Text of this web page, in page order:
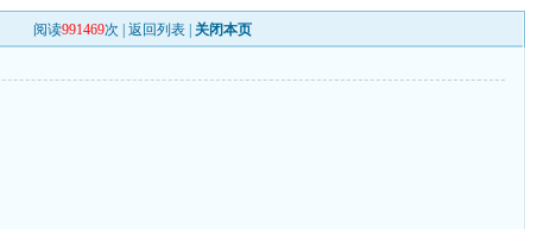
阅读991469次 |返回列表 关闭本页